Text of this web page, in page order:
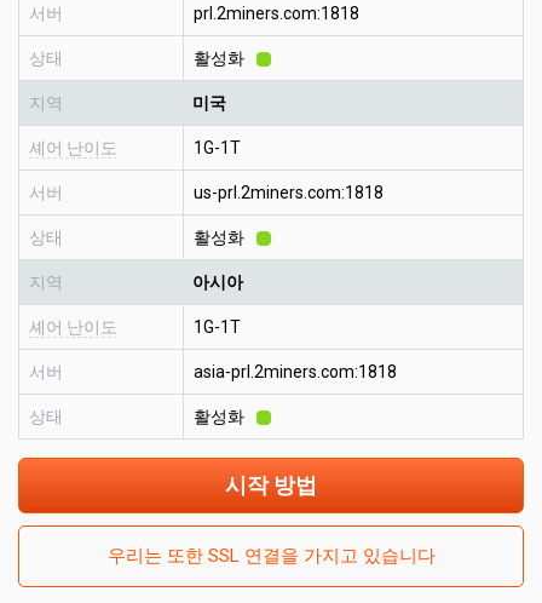
서버 prl.2miners.com:1818
상태 활성화
지역 미국
셰어 난이도 1G-1T
서버 us-prl.2miners.com:1818
상태 활성화
지역 아시아
셰어 난이도 1G-1T
서버 asia-prl.2miners.com:1818
상태 활성화
시작 방법
우리는 또한 SSL 연결을 가지고 있습니다